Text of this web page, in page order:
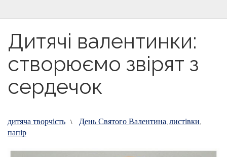
Дитячі валентинки:
створюємо звірят з
сердечок
дитяча творчість \ День Святого Валентина,листівки,
папір